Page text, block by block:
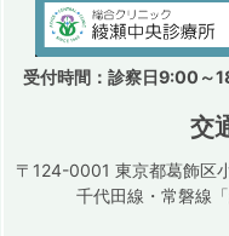
受付時間：診察日9:00～
交
〒124-0001 東京都葛飾区
千代田線・常磐線